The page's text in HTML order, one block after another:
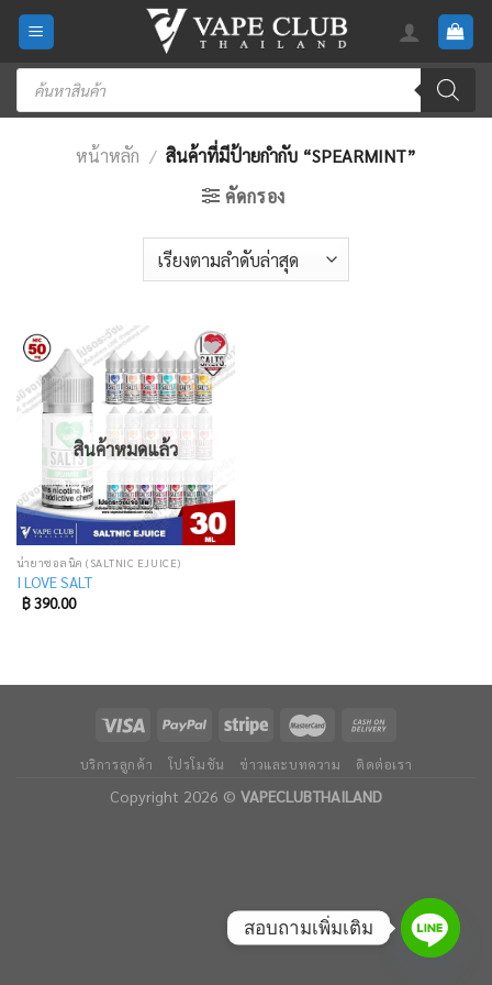
Skip
content
Products
search
หน้าหลัก / สินค้าที่มีป้ายกำกับ “SPEARMINT”
คัดกรอง
Add
to
wishlist
สินค้าหมดแล้ว
น้ำยาซอลนิค (SALTNIC EJUICE)
I LOVE SALT
฿390.00
บริการลูกค้า โปรโมชัน ข่าวและบทความ ติดต่อเรา
Copyright 2026 © VAPECLUBTHAILAND
สอบถามเพิ่มเติม